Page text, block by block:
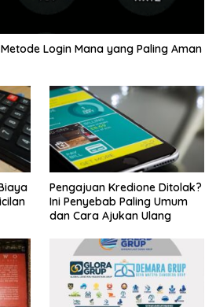
Metode Login Mana yang Paling Aman
Pengajuan Kredione Ditolak?
Ini Penyebab Paling Umum
dan Cara Ajukan Ulang